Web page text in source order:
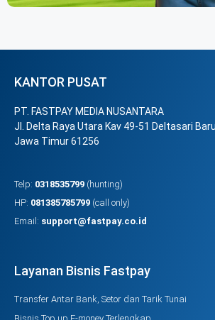
KANTOR PUSAT
PT. FASTPAY MEDIA NUSANTARA
Jl. Delta Raya Utara Kav 49-51 Deltasari
Jawa Timur 61256
Telp: 0318535799 (hunting)
HP: 081385785799 (call only)
Email: support@fastpay.co.id
Layanan Bisnis Fastpay
Transfer Antar Bank, Setor dan Tarik Tunai